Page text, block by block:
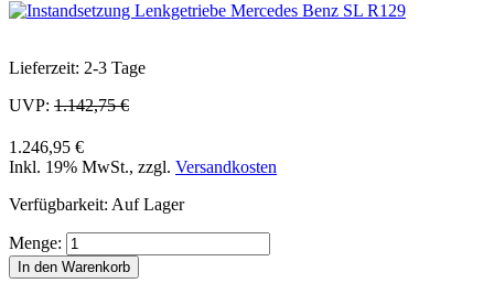
Lieferzeit: 2-3 Tage
UVP: 1.142,75 €
1.246,95 €
Inkl. 19% MwSt., zzgl. Versandkosten
Verfügbarkeit: Auf Lager
Menge:
In den Warenkorb